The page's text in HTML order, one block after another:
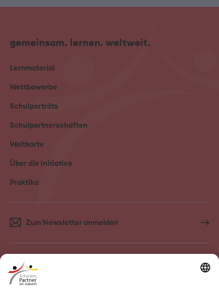
gemeinsam. lernen. weltweit.
Lernmaterial
Wettbewerbe
Schulporträts
Schulpartnerschaften
Weltkarte
Über die Initiative
Praktika
Zum Newsletter anmelden